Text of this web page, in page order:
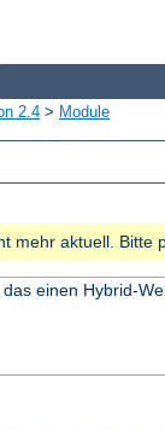
2.4 > Module
mehr aktuell.
einen Hybrid-